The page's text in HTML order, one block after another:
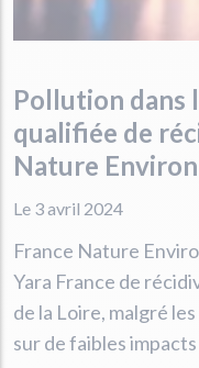
Pollution dans
qualifiée de
Nature
Le 3 avril 2024
France Nature
Yara France de
de la Loire, malgré
sur de faibles